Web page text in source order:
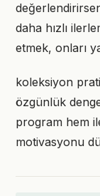
daha hızlı
etmek, onları
koleksiyon
özgünlük
program hem
motivasyonu